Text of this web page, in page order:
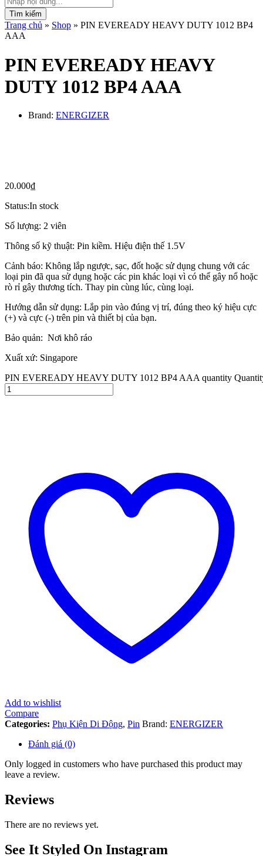
Tìm kiếm
Trang chủ » Shop » PIN EVEREADY HEAVY DUTY 1012 BP4
AAA
PIN EVEREADY HEAVY
DUTY 1012 BP4 AAA
Brand: ENERGIZER
20.000₫
Status:In stock
Số lượng: 2 viên
Thông số kỹ thuật: Pin kiềm. Hiệu điện thế 1.5V
Cảnh báo: Không lắp ngược, sạc, đốt hoặc sử dụng chung với các
loại pin đã qua sử dụng hoặc các pin khác loại vì có thể gây nổ hoặc
rò rỉ gây thương tích. Thay pin cùng lúc, cùng loại.
Hướng dẫn sử dụng: Lắp pin vào đúng vị trí, đúng theo ký hiệu cực
(+) và cực (-) trên pin và thiết bị của bạn.
Bảo quản: Nơi khô ráo
Xuất xứ: Singapore
PIN EVEREADY HEAVY DUTY 1012 BP4 AAA quantity
Add to wishlist
Compare
Categories: Phụ Kiện Di Động, Pin Brand: ENERGIZER
Đánh giá (0)
Only logged in customers who have purchased this product may
leave a review.
Reviews
There are no reviews yet.
See It Styled On Instagram